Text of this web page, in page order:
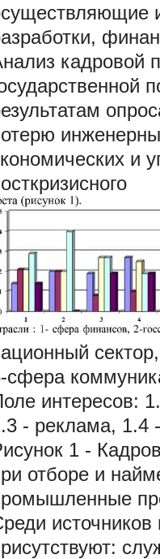
кадровой
и
сфера
интересов:
- реклама, 1.4
1 -
отборе и
источников